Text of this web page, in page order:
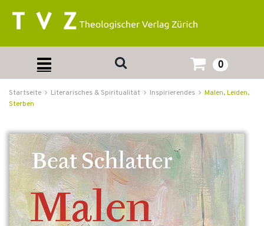
0
Startseite Literarisches & Spiritualität Inspirierendes
Malen, Leiden,
Sterben